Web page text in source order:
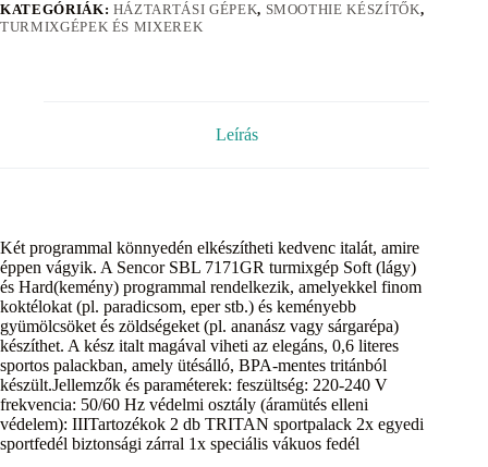
KATEGÓRIÁK: HÁZTARTÁSI GÉPEK, SMOOTHIE KÉSZÍTŐK,
TURMIXGÉPEK ÉS MIXEREK
Leírás
Két programmal könnyedén elkészítheti kedvenc italát, amire
éppen vágyik. A Sencor SBL 7171GR turmixgép Soft (lágy)
és Hard(kemény) programmal rendelkezik, amelyekkel finom
koktélokat (pl. paradicsom, eper stb.) és keményebb
gyümölcsöket és zöldségeket (pl. ananász vagy sárgarépa)
készíthet. A kész italt magával viheti az elegáns, 0,6 literes
sportos palackban, amely ütésálló, BPA-mentes tritánból
készült.Jellemzők és paraméterek: feszültség: 220-240 V
frekvencia: 50/60 Hz védelmi osztály (áramütés elleni
védelem): IIITartozékok 2 db TRITAN sportpalack 2x egyedi
sportfedél biztonsági zárral 1x speciális vákuos fedél